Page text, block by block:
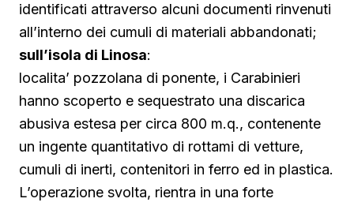
identificati attraverso alcuni documenti rinvenuti
all’interno dei cumuli di materiali abbandonati;
sull’isola di Linosa:
localita’ pozzolana di ponente, i Carabinieri
hanno scoperto e sequestrato una discarica
abusiva estesa per circa 800 m.q., contenente
un ingente quantitativo di rottami di vetture,
cumuli di inerti, contenitori in ferro ed in plastica.
L’operazione svolta, rientra in una forte